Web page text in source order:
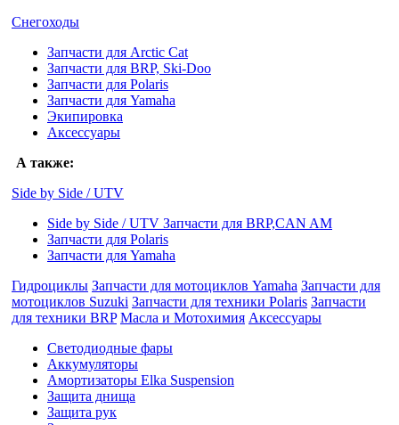
Снегоходы
Запчасти для Arctic Cat
Запчасти для BRP, Ski-Doo
Запчасти для Polaris
Запчасти для Yamaha
Экипировка
Аксессуары
А также:
Side by Side / UTV
Side by Side / UTV Запчасти для BRP,CAN AM
Запчасти для Polaris
Запчасти для Yamaha
Гидроциклы Запчасти для мотоциклов Yamaha Запчасти для
мотоциклов Suzuki Запчасти для техники Polaris Запчасти
для техники BRP Масла и Мотохимия Аксессуары
Cветодиодные фары
Аккумуляторы
Амортизаторы Elka Suspension
Защита днища
Защита рук